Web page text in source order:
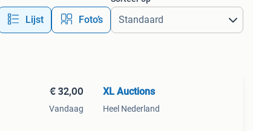
Lijst Foto’s
€ 32,00
Vandaag
XL Auctions
Heel Nederland